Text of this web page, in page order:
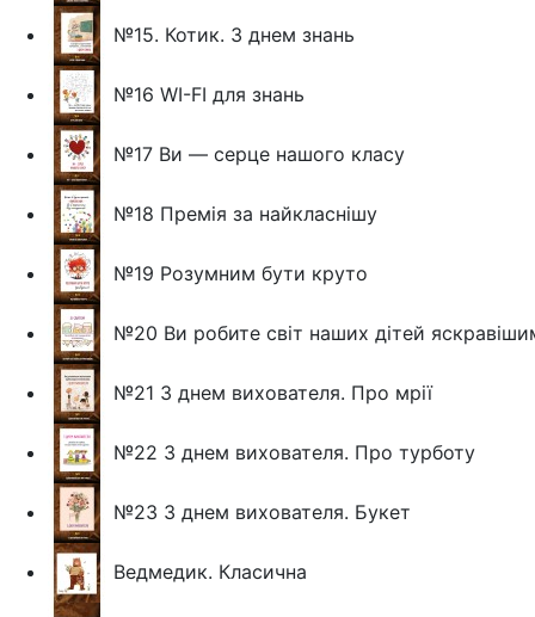
№15. Котик. З днем знань
№16 WI-FI для знань
№17 Ви — серце нашого класу
№18 Премія за найкласнішу
№19 Розумним бути круто
№20 Ви робите світ наших дітей
№21 З днем вихователя. Про мрії
№22 З днем вихователя. Про турботу
№23 З днем вихователя. Букет
Ведмедик. Класична